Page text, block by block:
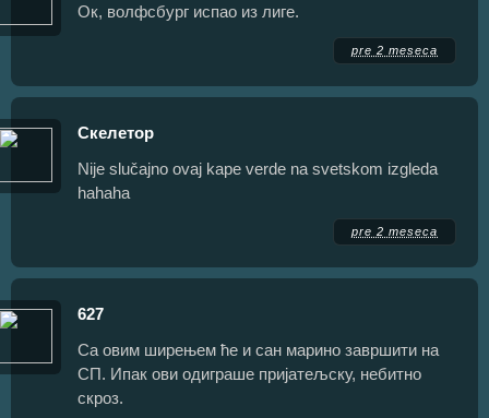
Ок, волфсбург испао из лиге.
pre 2 meseca
Скелетор
Nije slučajno ovaj kape verde na svetskom izgleda
hahaha
pre 2 meseca
627
Са овим ширењем ће и сан марино завршити на
СП. Ипак ови одиграше пријатељску, небитно
скроз.